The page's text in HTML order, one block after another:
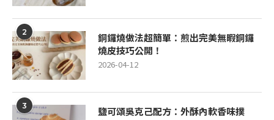
2
銅鑼燒做法超簡單：煎出完美無暇銅鑼
燒皮技巧公開！
2026-04-12
3
鹽可頌吳克己配方：外酥內軟香味撲